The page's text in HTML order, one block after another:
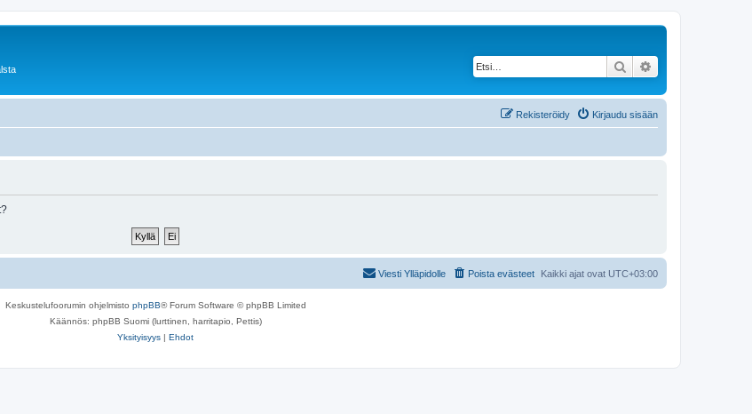
Etsi
Kirjaudu sisään
Rekisteröidy
Kaikki ajat ovat UTC+03:00
Poista evästeet
Viesti Ylläpidolle
Keskustelufoorumin ohjelmisto phpBB® Forum Software © phpBB Limited
Käännös: phpBB Suomi (lurttinen, harritapio, Pettis)
Yksityisyys | Ehdot